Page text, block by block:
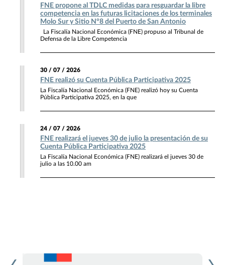
FNE propone al TDLC medidas para resguardar la libre
competencia en las futuras licitaciones de los terminales
Molo Sur y Sitio N°8 del Puerto de San Antonio
La Fiscalía Nacional Económica (FNE) propuso al Tribunal de
Defensa de la Libre Competencia
30 / 07 / 2026
FNE realizó su Cuenta Pública Participativa 2025
La Fiscalía Nacional Económica (FNE) realizó hoy su Cuenta
Pública Participativa 2025, en la que
24 / 07 / 2026
FNE realizará el jueves 30 de julio la presentación de su
Cuenta Pública Participativa 2025
La Fiscalía Nacional Económica (FNE) realizará el jueves 30 de
julio a las 10.00 am